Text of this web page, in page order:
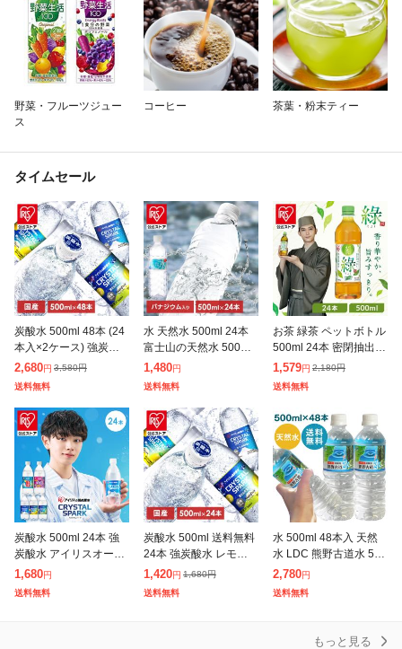
野菜・フルーツジュー
ス
コーヒー 茶葉・粉末ティー
タイムセール
炭酸水 500ml 48本 (24
本入×2ケース) 強炭酸
水 無糖 プレーン レモ
ン 天然水 スパークリン
グ ソーダ カロリーゼ
2,680円 3,580円
送料無料
水 天然水 500ml 24本
富士山の天然水 500ml×
24 水 500ml ミネラル
ウォーター ペットボト
ル ケース ラベ
1,480円
送料無料
お茶 緑茶 ペットボトル
500ml 24本 密閉抽出
香り高い 旨みすっきり
まろやか 飲みやすい 食
事 朝に合う まとめ買い
1,579円 2,180円
送料無料
炭酸水 500ml 24本 強
炭酸水 アイリスオーヤ
マ 選べる ラベルレス
プレーン レモン ラムネ
グレープソーダ フレー
1,680円
送料無料
炭酸水 500ml 送料無料
24本 強炭酸水 レモン
グレープフルーツ 水 ミ
ネラルウォーター 500
ml×24本 富士山の強
1,420円 1,680円
送料無料
水 500ml 48本入 天然
水 LDC 熊野古道水 500
ml ミネラルウォーター
ライフドリンクカンパ
ニー 軟水 熊野 鉱水
2,780円
送料無料
もっと見る